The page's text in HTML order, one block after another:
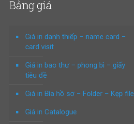
Bảng giá
Giá in danh thiếp – name card –
card visit
Giá in bao thư – phong bì – giấy
tiêu đề
Giá in Bìa hồ sơ – Folder – Kẹp file
Giá in Catalogue